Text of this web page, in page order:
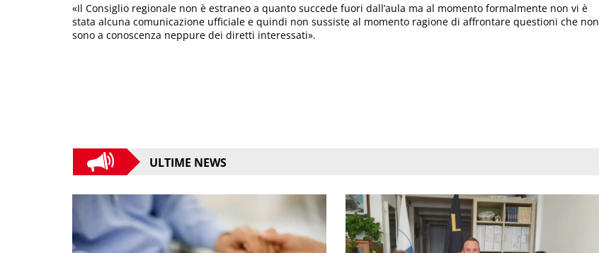
«Il Consiglio regionale non è estraneo a quanto succede fuori dall’aula ma al momento formalmente non vi è
stata alcuna comunicazione ufficiale e quindi non sussiste al momento ragione di affrontare questioni che non
sono a conoscenza neppure dei diretti interessati».
ULTIME NEWS